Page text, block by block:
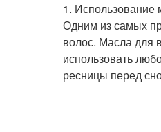
1. Использование
Одним из самых
волос. Масла для
использовать
ресницы перед